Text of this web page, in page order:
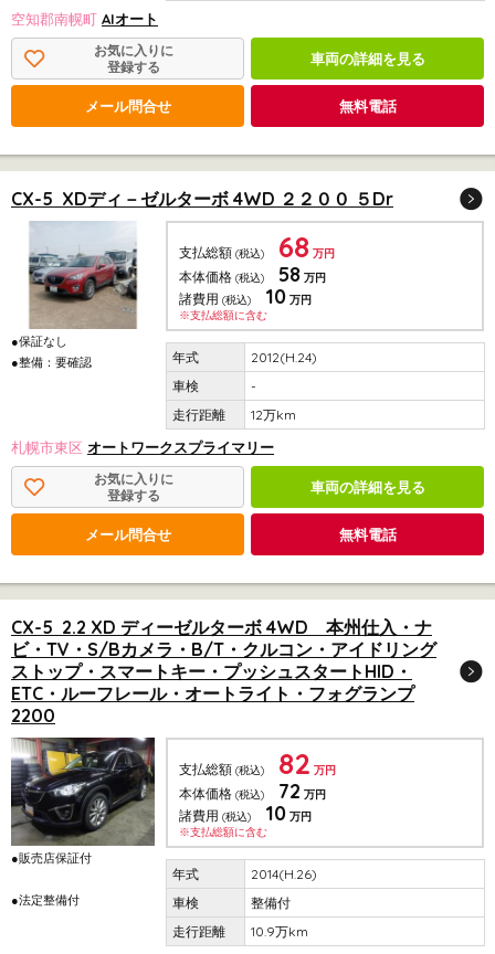
空知郡南幌町 AIオート
お気に入りに
登録する
車両の詳細を見る
メール問合せ 無料電話
CX-5 XDディ－ゼルターボ 4WD ２２００ ５Dr
●保証なし
●整備：要確認
支払総額 (税込) 68 万円
本体価格 (税込) 58 万円
諸費用 (税込) 10 万円
※支払総額に含む
2012(H.24)
-
12万km
札幌市東区 オートワークスプライマリー
お気に入りに
登録する
車両の詳細を見る
メール問合せ 無料電話
CX-5 2.2 XD ディーゼルターボ 4WD 本州仕入・ナ
ビ・TV・S/Bカメラ・B/T・クルコン・アイドリング
ストップ・スマートキー・プッシュスタートHID・
ETC・ルーフレール・オートライト・フォグランプ
2200
●販売店保証付
●法定整備付
支払総額 (税込) 82 万円
本体価格 (税込) 72 万円
諸費用 (税込) 10 万円
※支払総額に含む
2014(H.26)
整備付
10.9万km